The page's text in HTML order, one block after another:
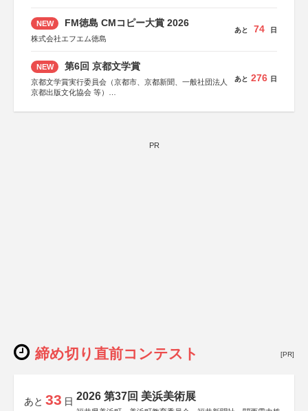
NEW FM徳島 CMコピー大賞 2026
株式会社エフエム徳島
あと 74 日
NEW 第6回 京都文学賞
京都文学賞実行委員会（京都市、京都新聞、一般社団法人
京都出版文化協会 等）
KADOKAWA、河出書房新社、幻冬舎、講談社、光文社、
あと 276 日
PR
締め切り直前コンテスト [PR]
あと 33 日 2026 第37回 美浜美術展